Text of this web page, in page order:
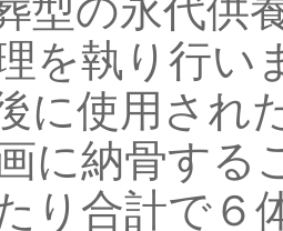
型の永代供
を執り行い
に使用され
に納骨する
り合計で６